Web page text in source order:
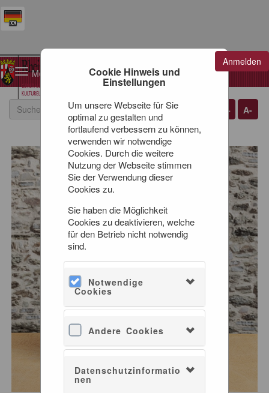
Cookie Hinweis und
Einstellungen
Um unsere Webseite für Sie
optimal zu gestalten und
fortlaufend verbessern zu können,
verwenden wir notwendige
Cookies. Durch die weitere
Nutzung der Webseite stimmen
Sie der Verwendung dieser
Cookies zu.
Sie haben die Möglichkeit
Cookies zu deaktivieren, welche
für den Betrieb nicht notwendig
sind.
Notwendige
Cookies
Andere Cookies
Datenschutzinformatio
nen
0 Artikel
Anmelden
Toggle
navigation
A-
A+